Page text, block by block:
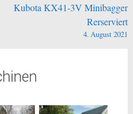
Kubota KX41-3V Minibagger
Rerserviert
4. August 2021